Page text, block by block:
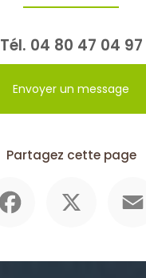
Tél. 04 80 47 04 97
Envoyer un message
Partagez cette page